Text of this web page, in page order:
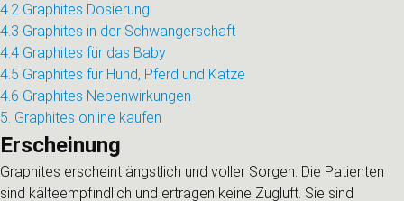
4.2 Graphites Dosierung
4.3 Graphites in der Schwangerschaft
4.4 Graphites für das Baby
4.5 Graphites für Hund, Pferd und Katze
4.6 Graphites Nebenwirkungen
5. Graphites online kaufen
Erscheinung
Graphites erscheint ängstlich und voller Sorgen. Die Patienten
sind kälteempfindlich und ertragen keine Zugluft. Sie sind